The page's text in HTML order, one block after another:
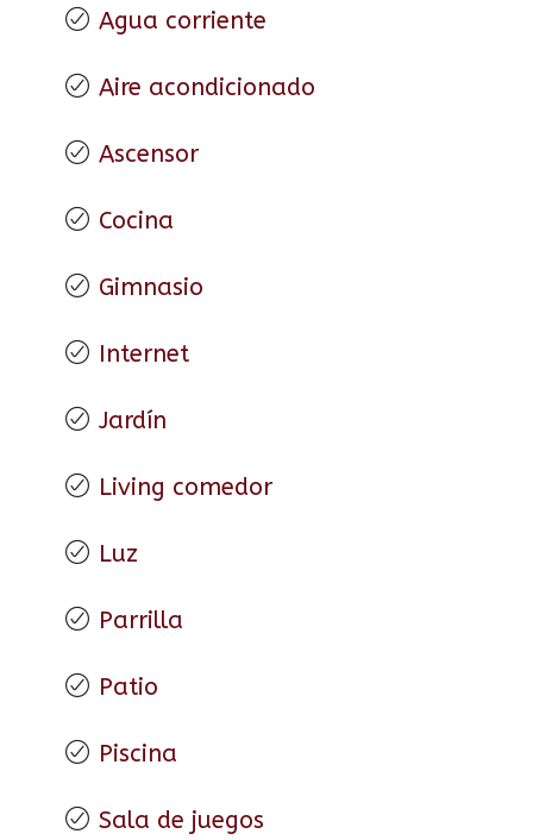
Agua corriente
Aire acondicionado
Ascensor
Cocina
Gimnasio
Internet
Jardín
Living comedor
Luz
Parrilla
Patio
Piscina
Sala de juegos